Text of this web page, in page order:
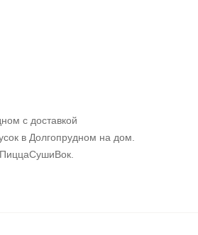
с доставкой
в Долгопрудном на дом.
ПиццаСушиВок.